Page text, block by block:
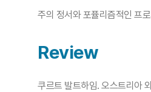
주의 정서와 포퓰리즘적인 프
Review
쿠르트 발트하임. 오스트리아